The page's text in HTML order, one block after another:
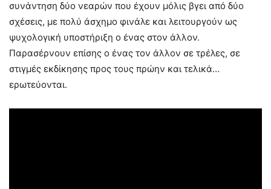
συνάντηση δύο νεαρών που έχουν μόλις βγει από δύο
σχέσεις, με πολύ άσχημο φινάλε και λειτουργούν ως
ψυχολογική υποστήριξη ο ένας στον άλλον.
Παρασέρνουν επίσης ο ένας τον άλλον σε τρέλες, σε
στιγμές εκδίκησης προς τους πρώην και τελικά…
ερωτεύονται.